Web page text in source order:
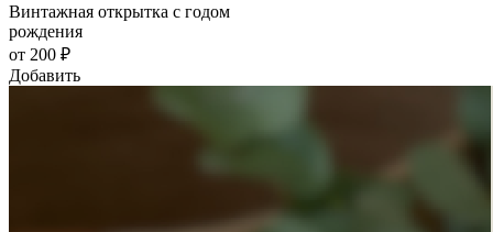
Винтажная открытка с годом
рождения
от 200 ₽
Добавить